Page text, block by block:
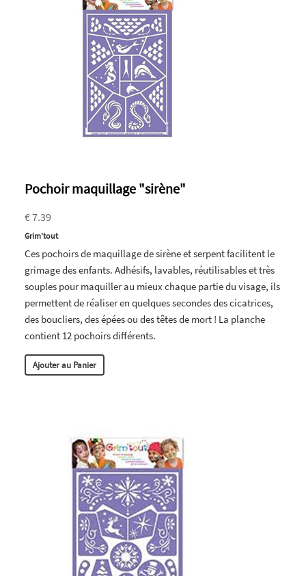
Pochoir maquillage "sirène"
€ 7.39
Grim'tout
Ces pochoirs de maquillage de sirène et serpent facilitent le
grimage des enfants. Adhésifs, lavables, réutilisables et très
souples pour maquiller au mieux chaque partie du visage, ils
permettent de réaliser en quelques secondes des cicatrices,
des boucliers, des épées ou des têtes de mort ! La planche
contient 12 pochoirs différents.
Ajouter au Panier